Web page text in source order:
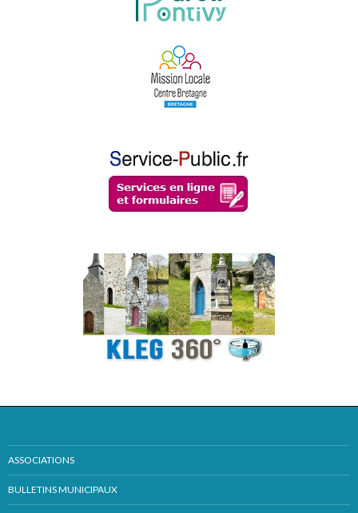
ASSOCIATIONS
BULLETINS MUNICIPAUX